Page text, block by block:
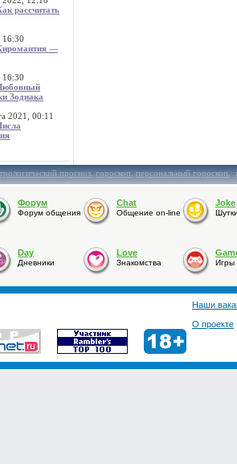
рассчитать
16:30
—
16:30
Зодиака
2021, 00:11
прогноз,гороскоп,персональный гороскоп,
Форум
Форум общения
Chat
Общение on-line
Joke
Day
Дневники
Love
Знакомства Игры
Наши
О проекте